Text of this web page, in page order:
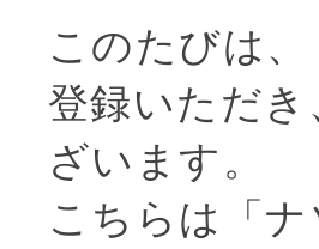
このたびは
登録いただ
ざいます。
こちらは「